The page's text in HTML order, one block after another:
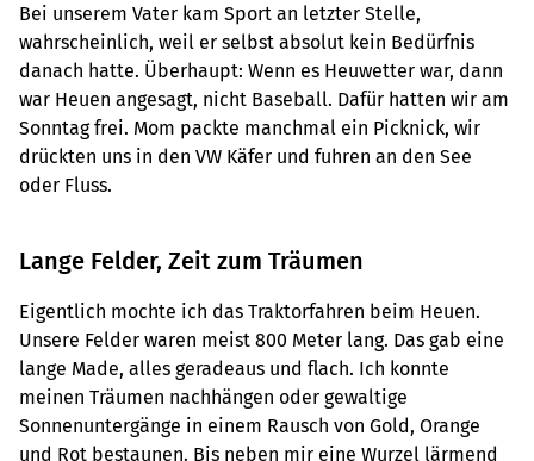
Bei unserem Vater kam Sport an letzter Stelle,
wahrscheinlich, weil er selbst absolut kein Bedürfnis
danach hatte. Überhaupt: Wenn es Heuwetter war, dann
war Heuen angesagt, nicht Baseball. Dafür hatten wir am
Sonntag frei. Mom packte manchmal ein Picknick, wir
drückten uns in den VW Käfer und fuhren an den See
oder Fluss.
Lange Felder, Zeit zum Träumen
Eigentlich mochte ich das Traktorfahren beim Heuen.
Unsere Felder waren meist 800 Meter lang. Das gab eine
lange Made, alles geradeaus und flach. Ich konnte
meinen Träumen nachhängen oder gewaltige
Sonnenuntergänge in einem Rausch von Gold, Orange
und Rot bestaunen. Bis neben mir eine Wurzel lärmend